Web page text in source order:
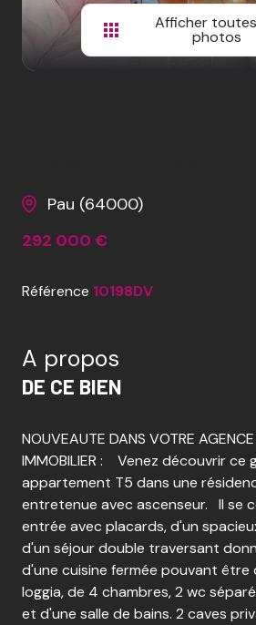
Afficher
photos
Pau (64000)
292 000 €
Référence 10198DV
A propos
DE CE BIEN
NOUVEAUTE DANS VOTRE
IMMOBILIER : Venez découvrir ce
appartement T5 dans une
entretenue avec ascenseur. Il se
entrée avec placards, d'un
d'un séjour double traversant
d'une cuisine fermée pouvant être
loggia, de 4 chambres, 2 wc
et d'une salle de bains. 2 caves